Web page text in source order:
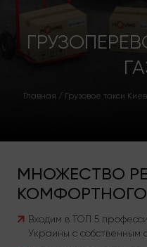
Главная / Грузовое такси Киев
МНОЖЕСТВО
КОМФОРТНОГО
Входим в ТОП 5
Украины с собственным